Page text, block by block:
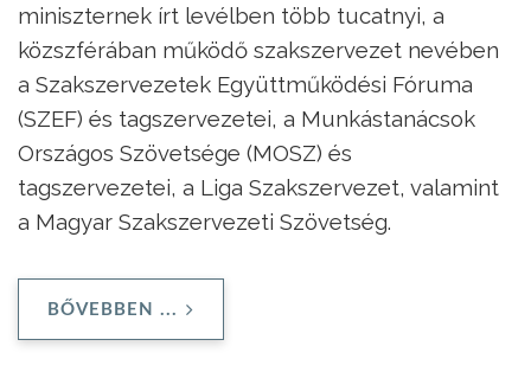
miniszternek írt levélben több tucatnyi, a
közszférában működő szakszervezet nevében
a Szakszervezetek Együttműködési Fóruma
(SZEF) és tagszervezetei, a Munkástanácsok
Országos Szövetsége (MOSZ) és
tagszervezetei, a Liga Szakszervezet, valamint
a Magyar Szakszervezeti Szövetség.
BŐVEBBEN ...